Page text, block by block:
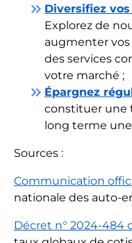
keyboard_double_arrow_right Diversifiez
Explorez de
augmenter
des services
votre marché ;
keyboard_double_arrow_right Épargnez
constituer une
long terme
Sources :
Communication
nationale des auto-
Décret n° 2024-484